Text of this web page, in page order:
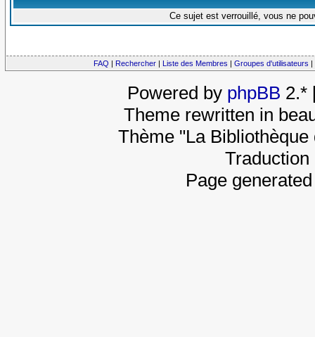
Ce sujet est verrouillé, vous ne
FAQ | Rechercher | Liste des Membres | Groupes d'utilisateurs |
Powered by phpBB 2.*
Theme rewritten in
Thème "La
Page